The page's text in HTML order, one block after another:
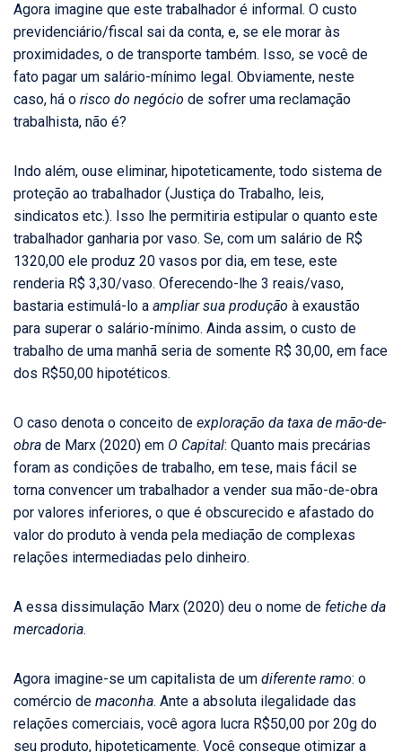
Agora imagine que este trabalhador é informal. O custo
previdenciário/fiscal sai da conta, e, se ele morar às
proximidades, o de transporte também. Isso, se você de
fato pagar um salário-mínimo legal. Obviamente, neste
caso, há o risco do negócio de sofrer uma reclamação
trabalhista, não é?
Indo além, ouse eliminar, hipoteticamente, todo sistema de
proteção ao trabalhador (Justiça do Trabalho, leis,
sindicatos etc.). Isso lhe permitiria estipular o quanto este
trabalhador ganharia por vaso. Se, com um salário de R$
1320,00 ele produz 20 vasos por dia, em tese, este
renderia R$ 3,30/vaso. Oferecendo-lhe 3 reais/vaso,
bastaria estimulá-lo a ampliar sua produção à exaustão
para superar o salário-mínimo. Ainda assim, o custo de
trabalho de uma manhã seria de somente R$ 30,00, em face
dos R$50,00 hipotéticos.
O caso denota o conceito de exploração da taxa de mão-de-
obra de Marx (2020) em O Capital: Quanto mais precárias
foram as condições de trabalho, em tese, mais fácil se
torna convencer um trabalhador a vender sua mão-de-obra
por valores inferiores, o que é obscurecido e afastado do
valor do produto à venda pela mediação de complexas
relações intermediadas pelo dinheiro.
A essa dissimulação Marx (2020) deu o nome de fetiche da
mercadoria.
Agora imagine-se um capitalista de um diferente ramo: o
comércio de maconha. Ante a absoluta ilegalidade das
relações comerciais, você agora lucra R$50,00 por 20g do
seu produto, hipoteticamente. Você consegue otimizar a